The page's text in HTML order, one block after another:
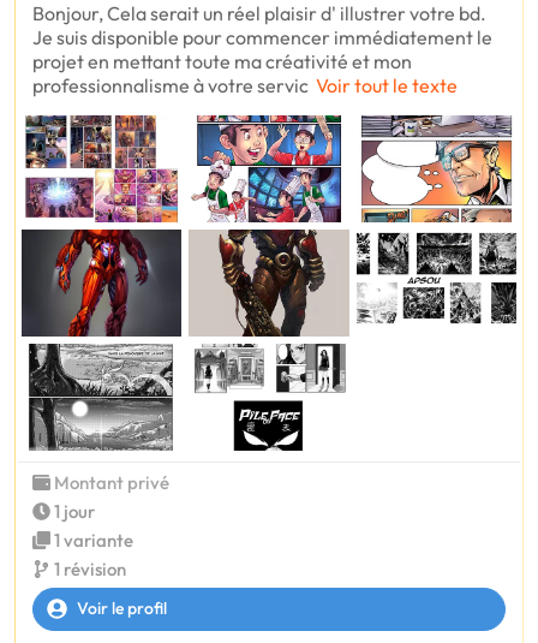
Bonjour, Cela serait un réel plaisir d' illustrer votre bd.
Je suis disponible pour commencer immédiatement le
projet en mettant toute ma créativité et mon
professionnalisme à votre servic Voir tout le texte
Montant privé
1 jour
1 variante
1 révision
Voir le profil